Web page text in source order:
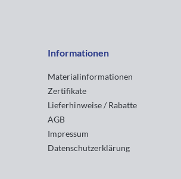
Informationen
Materialinformationen
Zertifikate
Lieferhinweise / Rabatte
AGB
Impressum
Datenschutzerklärung